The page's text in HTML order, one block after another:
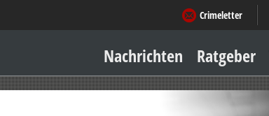
Crimeletter
Nachrichten Ratgeber
Sicher zu Hause